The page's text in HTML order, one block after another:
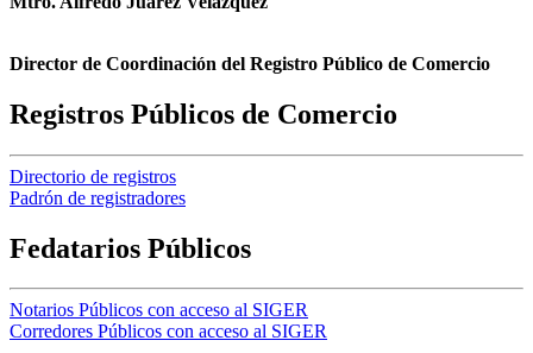
Director de Coordinación del Registro Público de Comercio
Registros Públicos de Comercio
Directorio de registros
Padrón de registradores
Fedatarios Públicos
Notarios Públicos con acceso al SIGER
Corredores Públicos con acceso al SIGER